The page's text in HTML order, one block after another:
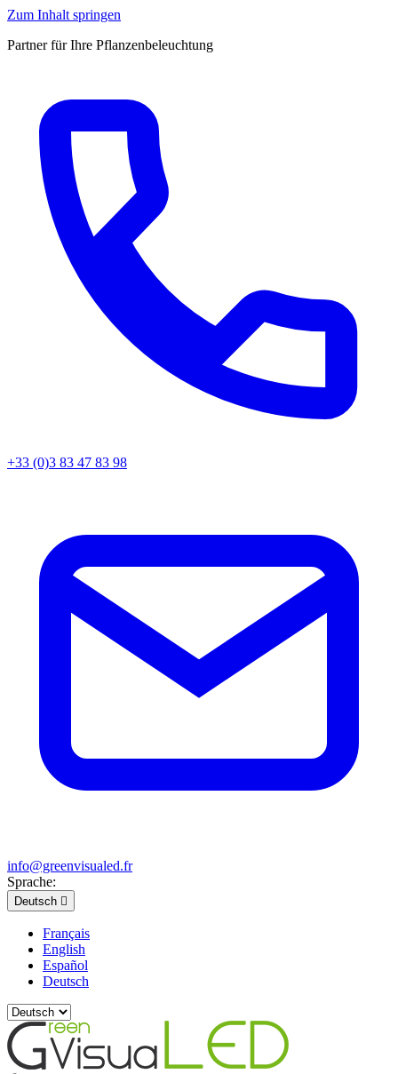
Zum Inhalt springen
Partner für Ihre Pflanzenbeleuchtung
+33 (0)3 83 47 83 98
info@greenvisualed.fr
Sprache:
Deutsch 
Français
English
Español
Deutsch